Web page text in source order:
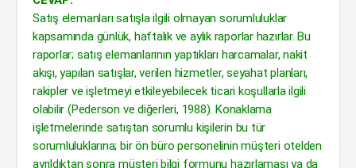
Satış elemanları satışla ilgili olmayan sorumluluklar
kapsamında günlük, haftalık ve aylık raporlar hazırlar. Bu
raporlar; satış elemanlarının yaptıkları harcamalar, nakit
akışı, yapılan satışlar, verilen hizmetler, seyahat planları,
rakipler ve işletmeyi etkileyebilecek ticari koşullarla ilgili
olabilir (Pederson ve diğerleri, 1988). Konaklama
işletmelerinde satıştan sorumlu kişilerin bu tür
sorumluluklarına; bir ön büro personelinin müşteri otelden
ayrıldıktan sonra müşteri bilgi formunu hazırlaması ya da